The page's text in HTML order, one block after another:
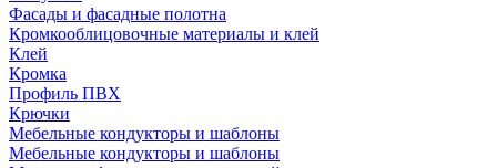
Фасады и фасадные полотна
Кромкооблицовочные материалы и клей
Клей
Кромка
Профиль ПВХ
Крючки
Мебельные кондукторы и шаблоны
Мебельные кондукторы и шаблоны